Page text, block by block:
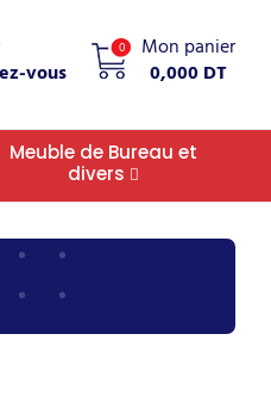
0 Mon panier
0,000 DT
vous
Meuble de Bureau et
divers